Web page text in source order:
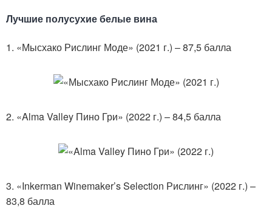
Лучшие полусухие белые вина
1. «Мысхако Рислинг Моде» (2021 г.) – 87,5 балла
2. «Alma Valley Пино Гри» (2022 г.) – 84,5 балла
3. «Inkerman Winemaker’s Selection Рислинг» (2022 г.) –
83,8 балла